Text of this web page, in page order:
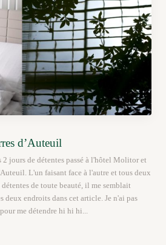
d’Auteuil
jours de détentes passé à l'hôtel Molitor et
L'un faisant face à l'autre et tous deux
de toute beauté, il me semblait
deux endroits dans cet article. Je n'ai pas
me détendre hi hi hi...